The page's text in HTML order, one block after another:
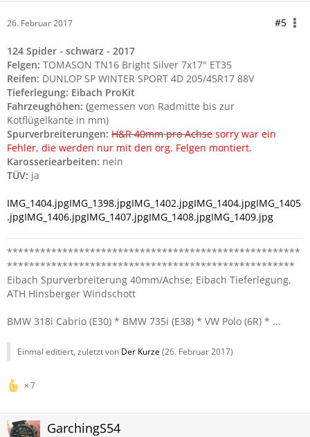
26. Februar 2017 #5
124 Spider - schwarz - 2017
Felgen: TOMASON TN16 Bright Silver 7x17" ET35
Reifen: DUNLOP SP WINTER SPORT 4D 205/45R17 88V
Tieferlegung: Eibach ProKit
Fahrzeughöhen: (gemessen von Radmitte bis zur
Kotflügelkante in mm)
Spurverbreiterungen: H&R 40mm pro Achse sorry war ein
Fehler, die werden nur mit den org. Felgen montiert.
Karosseriearbeiten: nein
TÜV: ja
IMG_1404.jpgIMG_1398.jpgIMG_1402.jpgIMG_1404.jpgIMG_1405
.jpgIMG_1406.jpgIMG_1407.jpgIMG_1408.jpgIMG_1409.jpg
*****************************************************
****************************************************
Eibach Spurverbreiterung 40mm/Achse; Eibach Tieferlegung,
ATH Hinsberger Windschott
BMW 318i Cabrio (E30) * BMW 735i (E38) * VW Polo (6R) * ...
Einmal editiert, zuletzt von Der Kurze(26. Februar 2017)
7
GarchingS54